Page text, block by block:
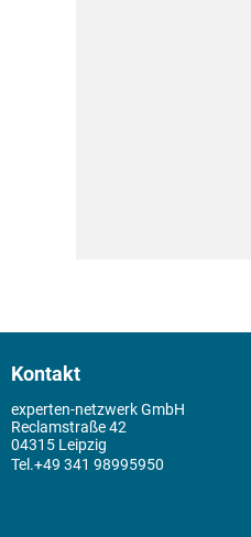
Kontakt
experten-netzwerk GmbH
Reclamstraße 42
04315 Leipzig
+49 341 98995950